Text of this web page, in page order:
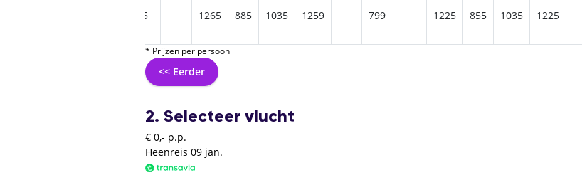
955 1265 885 1035 1259 799 1225 855 1035 1225
* Prijzen per persoon
<< Eerder
2. Selecteer vlucht
€ 0,- p.p.
Heenreis 09 jan.